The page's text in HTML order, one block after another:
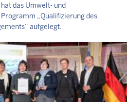
das Umwelt- und
„Qualifizierung des
aufgelegt.